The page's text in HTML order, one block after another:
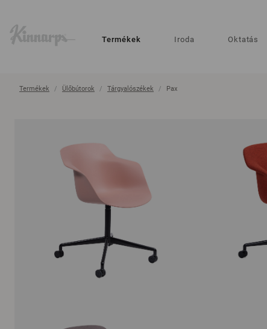
Termékek Iroda Oktatás
Termékek Ülőbútorok Tárgyalószékek Pax